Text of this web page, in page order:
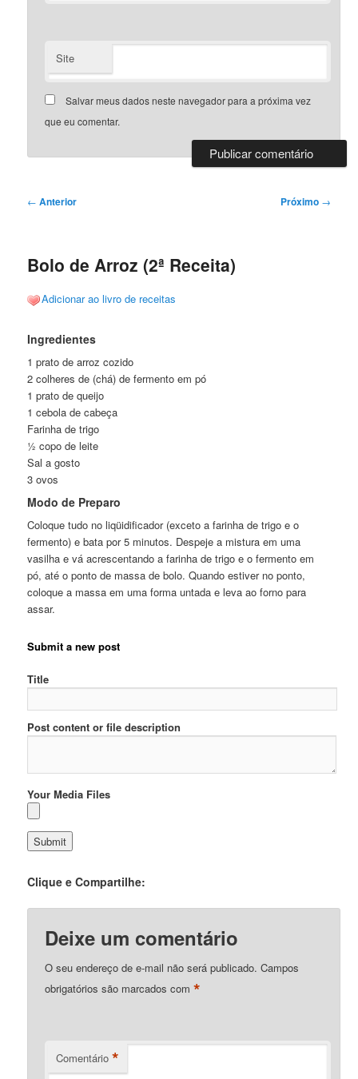
Site
Salvar meus dados neste navegador para a próxima vez
que eu comentar.
Navegação
← Anterior Próximo →
Bolo de Arroz (2ª Receita)
Adicionar ao livro de receitas
Ingredientes
1 prato de arroz cozido
2 colheres de (chá) de fermento em pó
1 prato de queijo
1 cebola de cabeça
Farinha de trigo
½ copo de leite
Sal a gosto
3 ovos
Modo de Preparo
Coloque tudo no liqüidificador (exceto a farinha de trigo e o
fermento) e bata por 5 minutos. Despeje a mistura em uma
vasilha e vá acrescentando a farinha de trigo e o fermento em
pó, até o ponto de massa de bolo. Quando estiver no ponto,
coloque a massa em uma forma untada e leva ao forno para
assar.
Submit a new post
Title
Post content or file description
Your Media Files
Clique e Compartilhe:
Deixe um comentário
O seu endereço de e-mail não será publicado. Campos
obrigatórios são marcados com*
Comentário *